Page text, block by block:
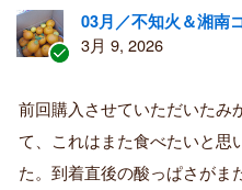
証
済
み
購
03月／不知火＆湘南
3月 9, 2026
前回購入させていただいたみ
て、これはまた食べたいと思
た。到着直後の酸っぱさがま